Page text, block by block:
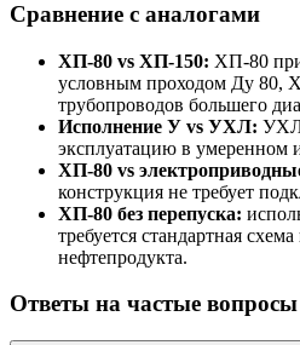
Сравнение с аналогами
ХП-80 vs ХП-150: ХП-80
условным проходом Ду 80,
трубопроводов большего
Исполнение У vs УХЛ: УХЛ
эксплуатацию в умеренном
ХП-80 vs
конструкция не требует
ХП-80 без перепуска:
требуется стандартная
нефтепродукта.
Ответы на частые вопросы